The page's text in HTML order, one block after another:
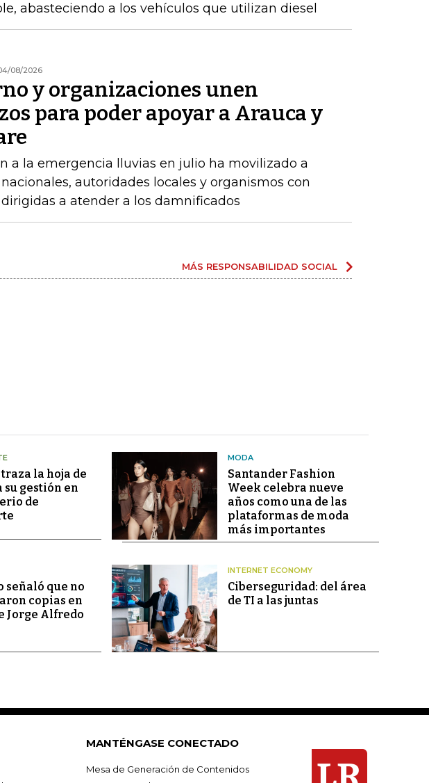
abasteciendo a los vehículos que utilizan diesel
08/2026
y organizaciones unen
para poder apoyar a Arauca y
a la emergencia lluvias en julio ha movilizado a
autoridades locales y organismos con
a atender a los damnificados
MÁS RESPONSABILIDAD SOCIAL
la hoja de
su gestión en
de
MODA
Santander Fashion
Week celebra nueve
años como una de las
plataformas de moda
más importantes
señaló que no
copias en
Jorge Alfredo
INTERNET ECONOMY
Ciberseguridad: del área
de TI a las juntas
MANTÉNGASE CONECTADO
Mesa de Generación de Contenidos